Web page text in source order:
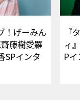
！げーみん
藤樹愛羅
SPインタ
『
ィ
P